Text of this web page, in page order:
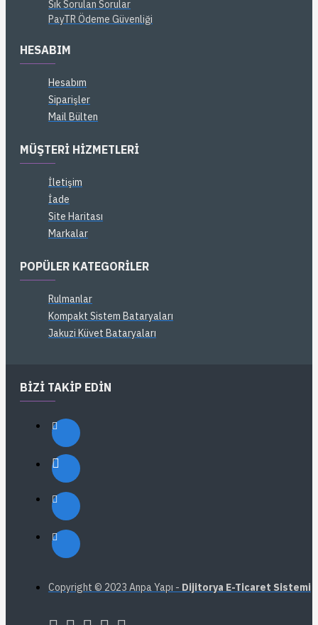
Sık Sorulan Sorular
PayTR Ödeme Güvenliği
HESABIM
Hesabım
Siparişler
Mail Bülten
MÜŞTERI HIZMETLERI
İletişim
İade
Site Haritası
Markalar
POPÜLER KATEGORILER
Rulmanlar
Kompakt Sistem Bataryaları
Jakuzi Küvet Bataryaları
BIZI TAKIP EDIN
Copyright © 2023 Anpa Yapı - Dijitorya E-Ticaret Sistemi